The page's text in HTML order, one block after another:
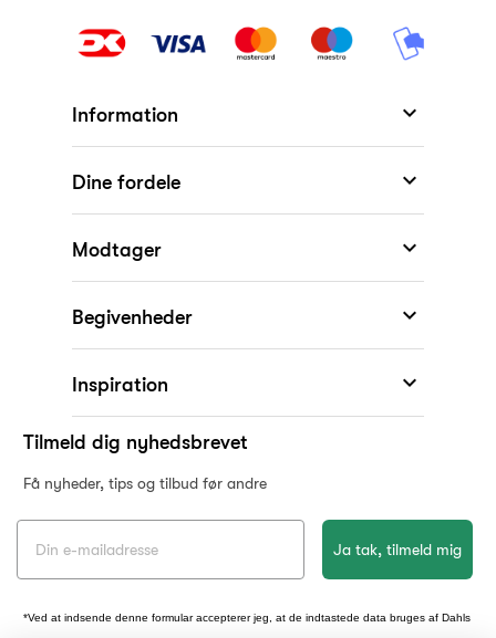
Information 
Dine fordele 
Modtager 
Begivenheder 
Inspiration 
Tilmeld dig nyhedsbrevet
Få nyheder, tips og tilbud før andre
Ja tak, tilmeld mig
*Ved at indsende denne formular accepterer jeg, at de indtastede data bruges af Dahls
KONKURRENCE
Vind Mojo Aben fra
Tilmeld dig nyhedsbrevet, og deltag i
lodtrækningen om Mojo aben fra Spring